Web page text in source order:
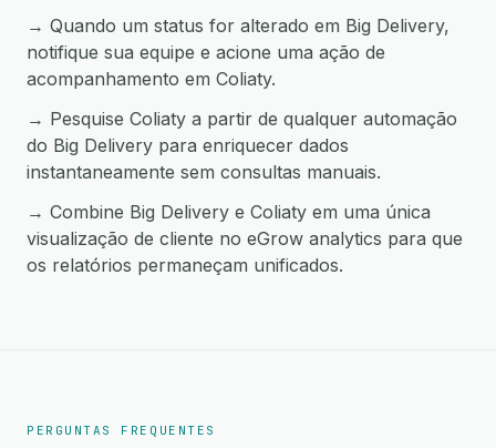
→ Quando um status for alterado em Big Delivery,
notifique sua equipe e acione uma ação de
acompanhamento em Coliaty.
→ Pesquise Coliaty a partir de qualquer automação
do Big Delivery para enriquecer dados
instantaneamente sem consultas manuais.
→ Combine Big Delivery e Coliaty em uma única
visualização de cliente no eGrow analytics para que
os relatórios permaneçam unificados.
PERGUNTAS FREQUENTES